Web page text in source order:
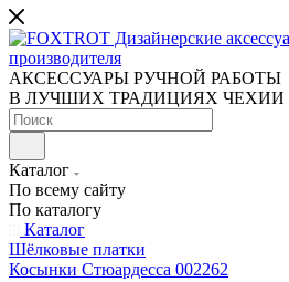
АКСЕССУАРЫ РУЧНОЙ РАБОТЫ
В ЛУЧШИХ ТРАДИЦИЯХ ЧЕХИИ
Каталог
По всему сайту
По каталогу
Каталог
Шёлковые платки
Косынки Стюардесса 002262